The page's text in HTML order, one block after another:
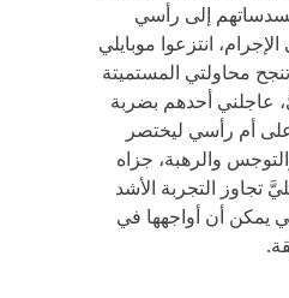
إلى رأسي
انتزعوا موبايلي
محاولتي المستميتة
عاجلني أحدهم بضربة
أم رأسي ليختصر
والرهبة، جزاه
تجاوز التجربة الأشد
يمكن أن أواجهها في